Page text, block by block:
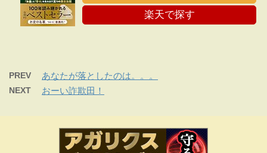
楽天で探す
PREV あなたが落としたのは。。。
NEXT おーい詐欺田！